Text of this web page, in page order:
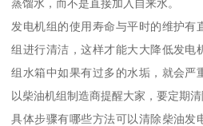
蒸馏水，而不是直接加入自来水。
发电机组的使用寿命与平时的维护有
组进行清洁，这样才能大大降低发电
组水箱中如果有过多的水垢，就会严
以柴油机组制造商提醒大家，要定期
具体步骤有哪些方法可以清除柴油发